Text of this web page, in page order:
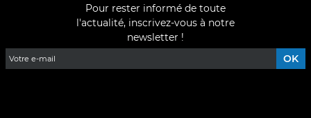
Pour rester informé de toute
l'actualité, inscrivez-vous à notre
newsletter !